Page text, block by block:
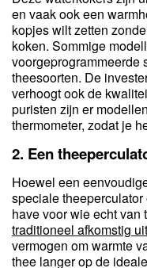
en vaak ook een
kopjes wilt zetten
koken. Sommige
voorgeprogrammeerde
theesoorten. De
verhoogt ook de
puristen zijn er
thermometer, zodat je
2. Een
Hoewel een
speciale
have voor wie echt van
traditioneel afkomstig
vermogen om warmte
thee langer op de